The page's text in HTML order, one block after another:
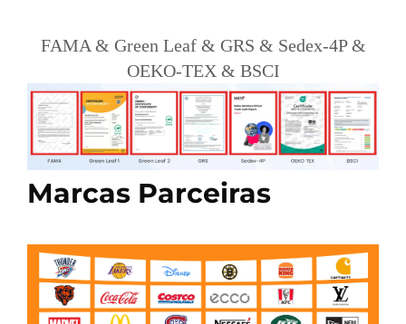
FAMA & Green Leaf & GRS & Sedex-4P &
OEKO-TEX & BSCI
Marcas Parceiras